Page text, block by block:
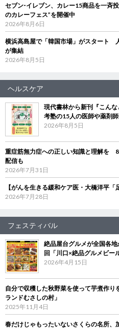
セブン‐イレブン、カレー15商品を一斉
のカレーフェス”を開催中
2026年8月6日
横浜高島屋で「韓国市場」がスタート
が集結
2026年8月5日
ヘルスケア
現代書林から新刊『こん
考塾の15人の医師や薬剤
2026年8月5日
重症筋無力症への正しい知識と理解を
配信も
2026年7月31日
【がんを生きる緩和ケア医・大橋洋平
2026年7月28日
フェスティバル
絶品屋台グルメが全国各
回「川口×絶品グルメビー
2026年4月15日
自分で収穫した秋野菜を使って芋煮作
ランドむさしの村」
2025年11月4日
春だけじゃもったいないさくらの名所、